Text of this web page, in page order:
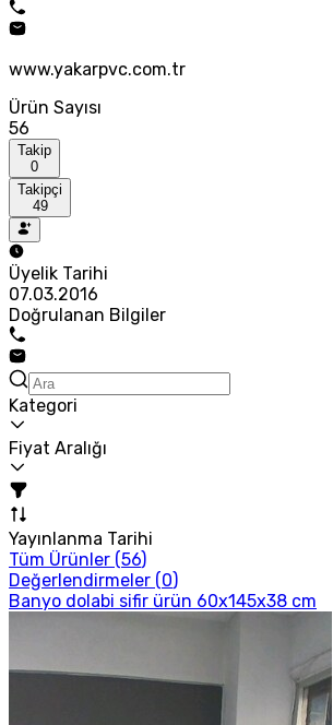
www.yakarpvc.com.tr
Ürün Sayısı
56
Takip
0
Takipçi
49
Üyelik Tarihi
07.03.2016
Doğrulanan Bilgiler
Kategori
Fiyat Aralığı
Yayınlanma Tarihi
Tüm Ürünler (56)
Değerlendirmeler (0)
Banyo dolabi sifir ürün 60x145x38 cm